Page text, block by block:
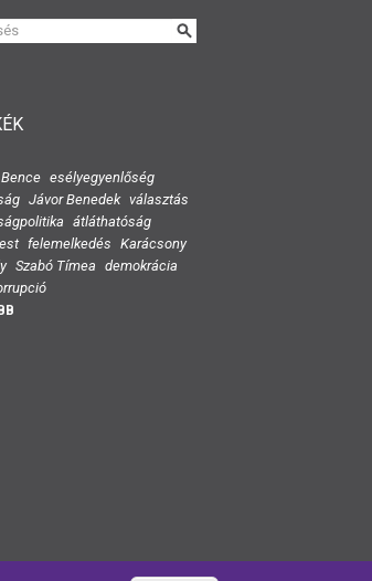
esélyegyenlőség
Jávor Benedek választás
átláthatóság
felemelkedés Karácsony
Szabó Tímea demokrácia